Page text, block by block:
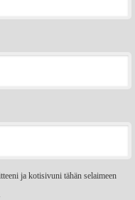
ja kotisivuni tähän selaimeen